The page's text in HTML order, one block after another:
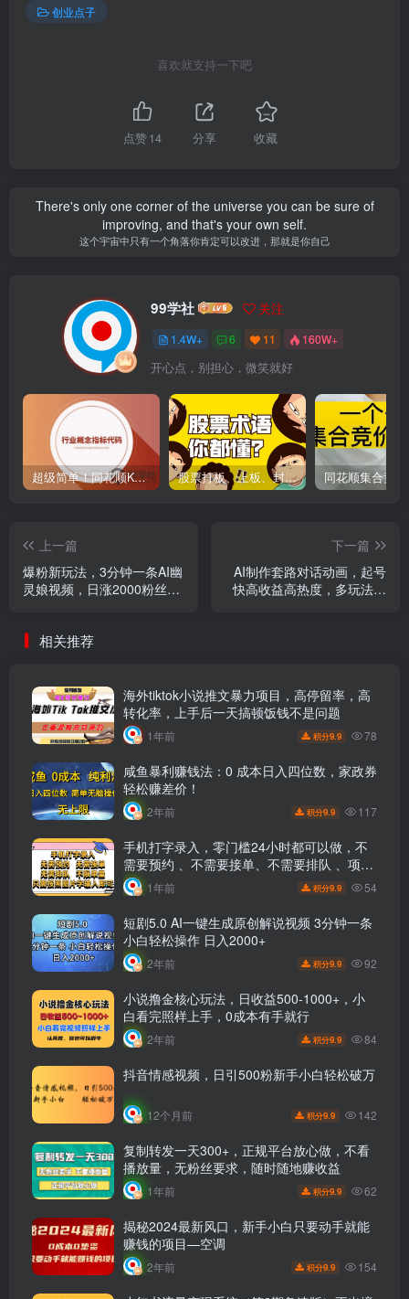
创业点子
喜欢就支持一下吧
点赞14 分享 收藏
There's only one corner of the universe you can be sure of
improving, and that's your own self.
这个宇宙中只有一个角落你肯定可以改进，那就是你自己
99学社 关注
1.4W+ 6 11 160W+
开心点，别担心，微笑就好
超级简单！同花顺K线界面显示行业概念指标代码图解 股票打板、上板、封板、翘板、炸板是什么意思？炒股你必须懂的暗语！
上一篇
爆粉新玩法，3分钟一条AI幽
灵娘视频，日涨2000粉丝，
下一篇
AI制作套路对话动画，起号
快高收益高热度，多玩法，
相关推荐
海外tiktok小说推文暴力项目，高停留率，高
转化率，上手后一天搞顿饭钱不是问题
1年前 积分9.9 78
咸鱼暴利赚钱法：0 成本日入四位数，家政券
轻松赚差价！
2年前 积分9.9 117
手机打字录入，零门槛24小时都可以做，不
需要预约 、不需要接单、不需要排队 、项目
不限量，按照图片的字输入即可
1年前 积分9.9 54
短剧5.0 AI一键生成原创解说视频 3分钟一条
小白轻松操作 日入2000+
2年前 积分9.9 92
小说撸金核心玩法，日收益500-1000+，小
白看完照样上手，0成本有手就行
2年前 积分9.9 84
抖音情感视频，日引500粉新手小白轻松破万
12个月前 积分9.9 142
复制转发一天300+，正规平台放心做，不看
播放量，无粉丝要求，随时随地赚收益
1年前 积分9.9 62
揭秘2024最新风口，新手小白只要动手就能
赚钱的项目—空调
2年前 积分9.9 154